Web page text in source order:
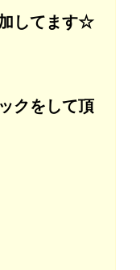
してます☆
クをして頂